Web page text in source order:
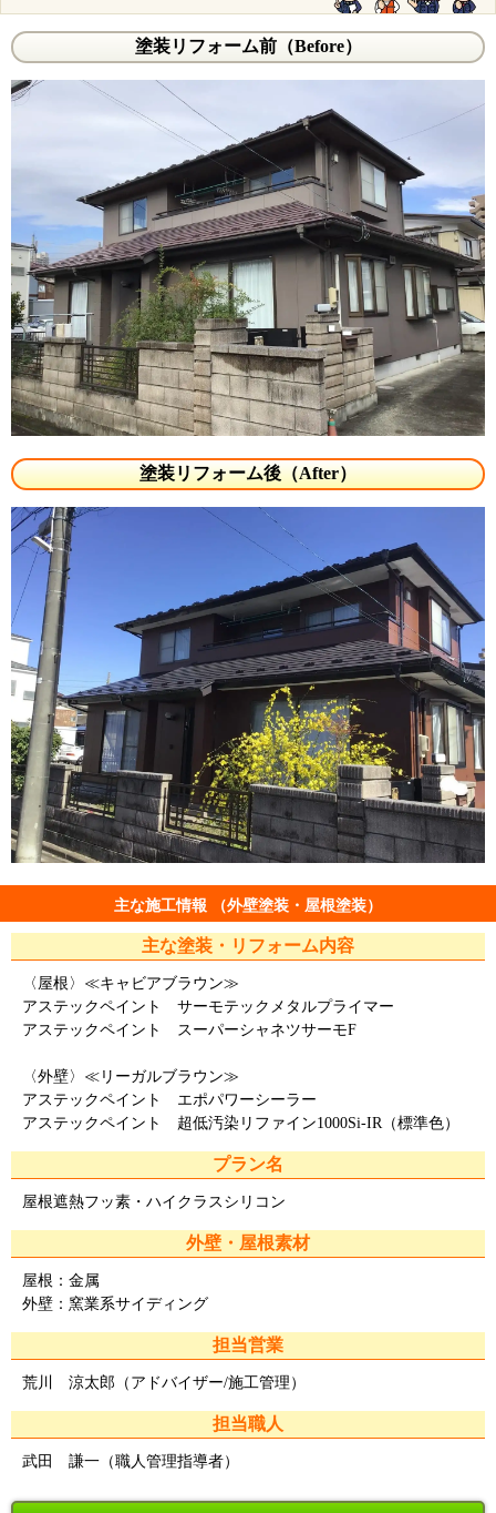
塗装リフォーム前（Before）
塗装リフォーム後（After）
主な施工情報 （外壁塗装・屋根塗装）
主な塗装・リフォーム内容
〈屋根〉≪キャビアブラウン≫
アステックペイント サーモテックメタルプライマー
アステックペイント スーパーシャネツサーモF
〈外壁〉≪リーガルブラウン≫
アステックペイント エポパワーシーラー
アステックペイント 超低汚染リファイン1000Si‐IR（標準色）
プラン名
屋根遮熱フッ素・ハイクラスシリコン
外壁・屋根素材
屋根：金属
外壁：窯業系サイディング
担当営業
荒川 涼太郎（アドバイザー/施工管理）
担当職人
武田 謙一（職人管理指導者）